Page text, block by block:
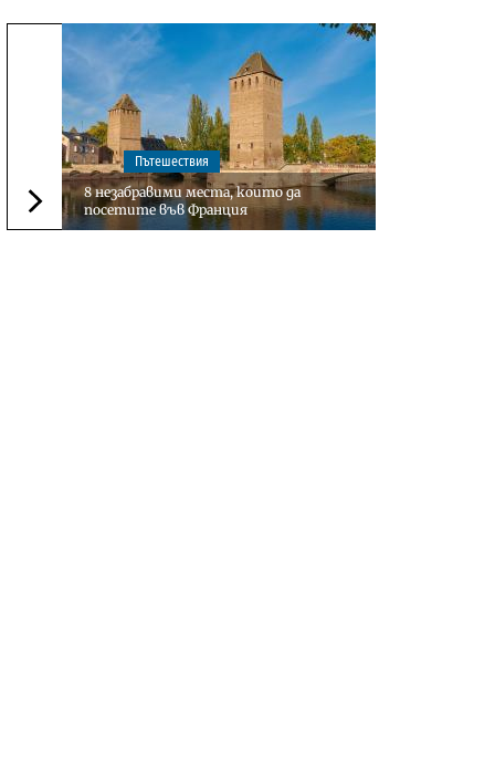
Следваща новина
Пътешествия
8 незабравими места, които да
посетите във Франция